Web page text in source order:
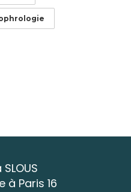
à Paris 16